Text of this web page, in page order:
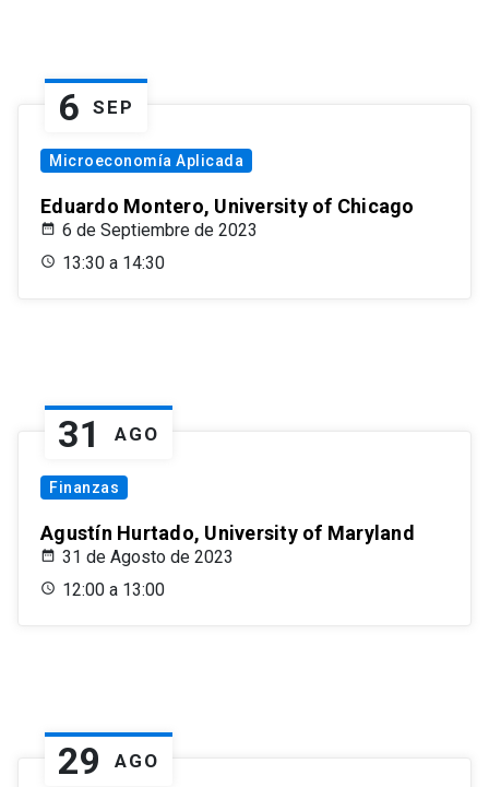
6 SEP
Microeconomía Aplicada
Eduardo Montero, University of Chicago
6 de Septiembre de 2023
13:30 a 14:30
31 AGO
Finanzas
Agustín Hurtado, University of Maryland
31 de Agosto de 2023
12:00 a 13:00
29 AGO